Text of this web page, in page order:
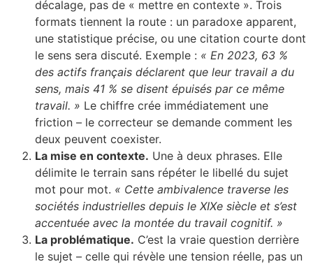
décalage, pas de « mettre en contexte ». Trois
formats tiennent la route : un paradoxe apparent,
une statistique précise, ou une citation courte dont
le sens sera discuté. Exemple : « En 2023, 63 %
des actifs français déclarent que leur travail a du
sens, mais 41 % se disent épuisés par ce même
travail. » Le chiffre crée immédiatement une
friction – le correcteur se demande comment les
deux peuvent coexister.
La mise en contexte. Une à deux phrases. Elle
délimite le terrain sans répéter le libellé du sujet
mot pour mot. « Cette ambivalence traverse les
sociétés industrielles depuis le XIXe siècle et s’est
accentuée avec la montée du travail cognitif. »
La problématique. C’est la vraie question derrière
le sujet – celle qui révèle une tension réelle, pas un